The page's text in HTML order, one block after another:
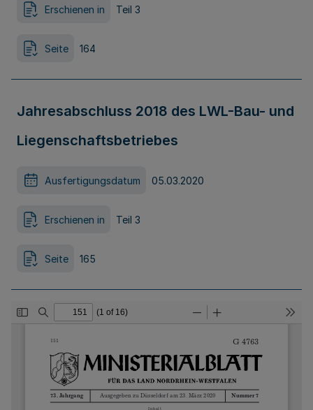
Erschienen in Teil 3
Seite 164
Jahresabschluss 2018 des LWL-Bau- und
Liegenschaftsbetriebes
Ausfertigungsdatum 05.03.2020
Erschienen in Teil 3
Seite 165